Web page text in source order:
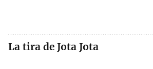
La tira de Jota Jota